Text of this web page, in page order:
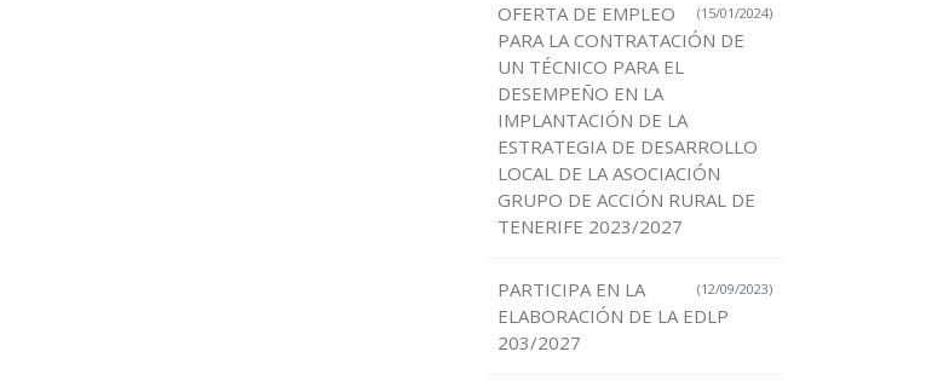
(15/01/2024)
OFERTA DE EMPLEO
PARA LA CONTRATACIÓN DE
UN TÉCNICO PARA EL
DESEMPEÑO EN LA
IMPLANTACIÓN DE LA
ESTRATEGIA DE DESARROLLO
LOCAL DE LA ASOCIACIÓN
GRUPO DE ACCIÓN RURAL DE
TENERIFE 2023/2027
(12/09/2023)
PARTICIPA EN LA
ELABORACIÓN DE LA EDLP
203/2027